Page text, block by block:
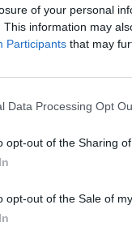
of your personal
This information may
Participants that may
Data Processing Opt
opt-out of the Sharing
opt-out of the Sale of
στη
της
δρώμενα. Θα
από την
καλντερίμι
με θέα τον όρμο
νησί της